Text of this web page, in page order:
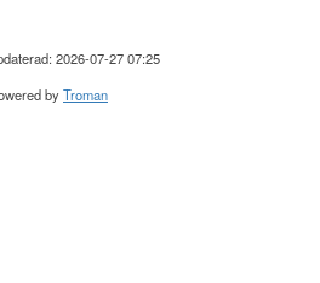
2026-07-27 07:25
byTroman